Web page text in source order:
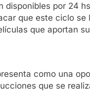
disponibles por 24
que este ciclo
que aportan
como una
que se